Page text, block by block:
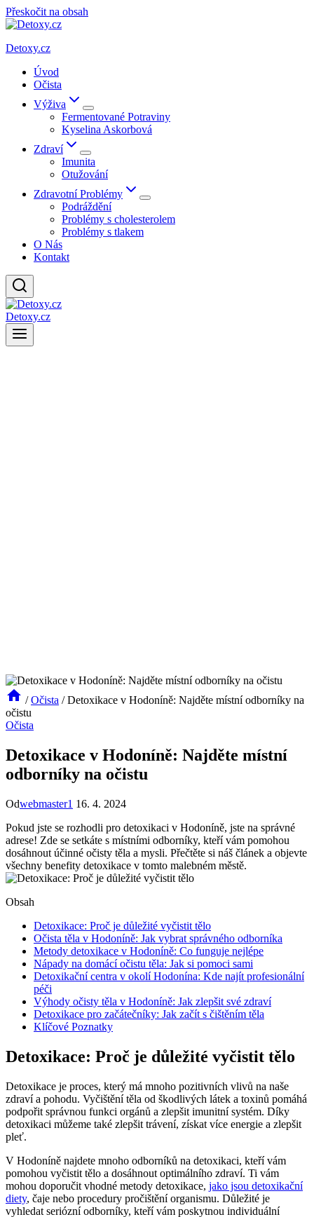
Přeskočit na obsah
Detoxy.cz
Úvod
Očista
Výživa
Fermentované Potraviny
Kyselina Askorbová
Zdraví
Imunita
Otužování
Zdravotní Problémy
Podráždění
Problémy s cholesterolem
Problémy s tlakem
O Nás
Kontakt
Detoxy.cz
/ Očista / Detoxikace v Hodoníně: Najděte místní odborníky na
očistu
Očista
Detoxikace v Hodoníně: Najděte místní
odborníky na očistu
Odwebmaster1 16. 4. 2024
Pokud jste se rozhodli pro detoxikaci v Hodoníně, jste na správné
adrese! Zde se setkáte s místními odborníky, kteří vám pomohou
dosáhnout účinné očisty těla a mysli. Přečtěte si náš článek a objevte
všechny benefity detoxikace v tomto malebném městě.
Obsah
Detoxikace: Proč je důležité vyčistit tělo
Očista těla v Hodoníně: Jak vybrat správného odborníka
Metody detoxikace v Hodoníně: Co funguje nejlépe
Nápady na domácí očistu těla: Jak si pomoci sami
Detoxikační centra v okolí Hodonína: Kde najít profesionální
péči
Výhody očisty těla v Hodoníně: Jak zlepšit své zdraví
Detoxikace pro začátečníky: Jak začít s čištěním těla
Klíčové Poznatky
Detoxikace: Proč je důležité vyčistit tělo
Detoxikace je proces, který má mnoho pozitivních vlivů na naše
zdraví a pohodu. Vyčištění těla od škodlivých látek a toxinů pomáhá
podpořit správnou funkci orgánů a zlepšit imunitní systém. Díky
detoxikaci můžeme také zlepšit trávení, získat více energie a zlepšit
pleť.
V Hodoníně najdete mnoho odborníků na detoxikaci, kteří vám
pomohou vyčistit tělo a dosáhnout optimálního zdraví. Ti vám
mohou doporučit vhodné metody detoxikace, jako jsou detoxikační
diety, čaje nebo procedury pročištění organismu. Důležité je
vyhledat seriózní odborníky, kteří vám poskytnou individuální